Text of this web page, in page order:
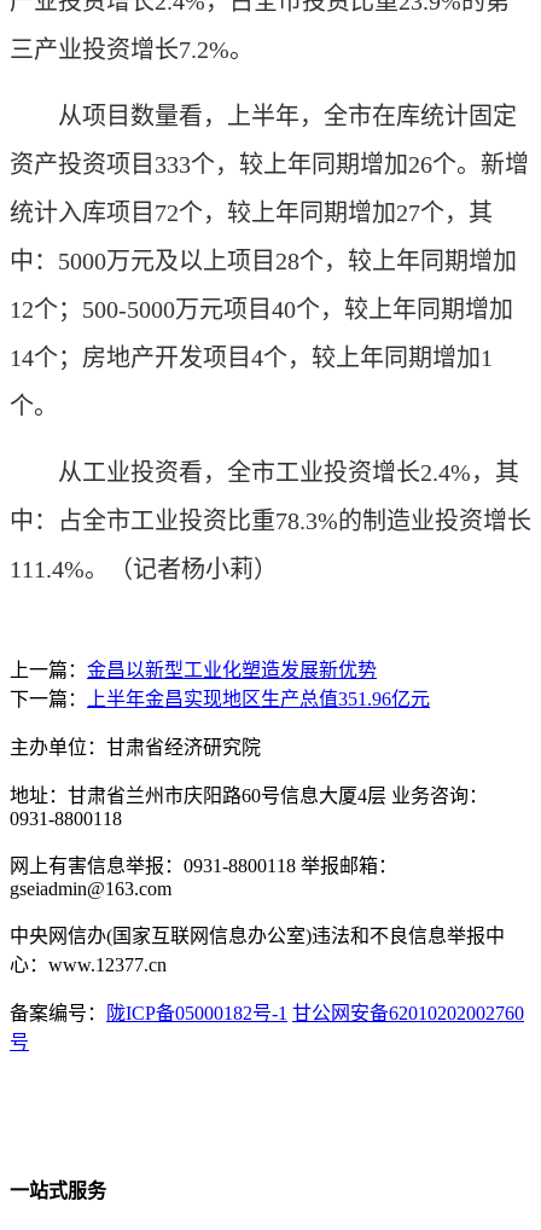
三产业投资增长7.2%。
从项目数量看，上半年，全市在库统计固定
资产投资项目333个，较上年同期增加26个。新增
统计入库项目72个，较上年同期增加27个，其
中：5000万元及以上项目28个，较上年同期增加
12个；500-5000万元项目40个，较上年同期增加
14个；房地产开发项目4个，较上年同期增加1
个。
从工业投资看，全市工业投资增长2.4%，其
中：占全市工业投资比重78.3%的制造业投资增长
111.4%。
（记者杨小莉）
上一篇： 金昌以新型工业化塑造发展新优势
下一篇：
上半年金昌实现地区生产总值351.96亿元
主办单位：甘肃省经济研究院
地址：甘肃省兰州市庆阳路60号信息大厦4层 业务咨询：
0931-8800118
网上有害信息举报：0931-8800118 举报邮箱：
gseiadmin@163.com
中央网信办(国家互联网信息办公室)违法和不良信息举报中
心：www.12377.cn
备案编号： 陇ICP备05000182号-1 甘公网安备62010202002760
号
一站式服务